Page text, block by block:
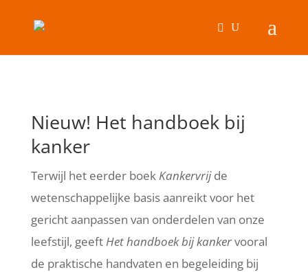
Nieuw! Het handboek bij
kanker
Terwijl het eerder boekKankervrijde
wetenschappelijke basis aanreikt voor het
gericht aanpassen van onderdelen van onze
leefstijl, geeftHet handboek bij kankervooral
de praktische handvaten en begeleiding bij